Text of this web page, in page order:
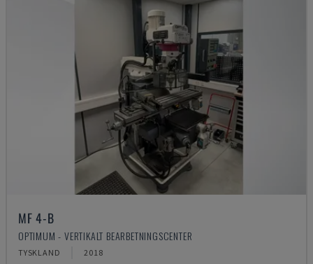
MF 4-B
OPTIMUM - VERTIKALT BEARBETNINGSCENTER
TYSKLAND 2018